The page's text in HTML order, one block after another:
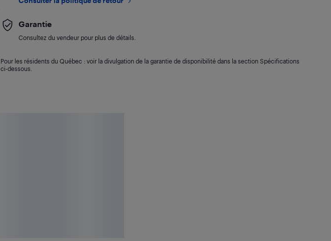
Garantie
Consultez du vendeur pour plus de détails.
Pour les résidents du Québec : voir la divulgation de la garantie de disponibilité dans la section Spécifications
ci-dessous.